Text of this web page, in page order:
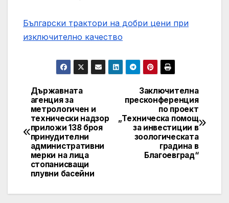
Български трактори на добри цени при
изключително качество
Post
navigation
Заключителна
пресконференция
по проект
„Техническа помощ
за инвестиции в
зоологическата
градина в
Благоевград“
Държавната
агенция за
метрологичен и
технически надзор
приложи 138 броя
принудителни
административни
мерки на лица
стопанисващи
плувни басейни